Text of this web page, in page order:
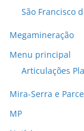
São Francisco
Megamineração
Menu principal
Articulações
Mira-Serra e
MP